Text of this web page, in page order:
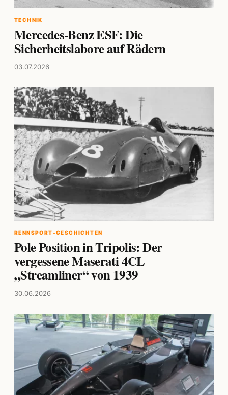
TECHNIK
Mercedes-Benz ESF: Die
Sicherheitslabore auf Rädern
03.07.2026
RENNSPORT-GESCHICHTEN
Pole Position in Tripolis: Der
vergessene Maserati 4CL
„Streamliner“ von 1939
30.06.2026